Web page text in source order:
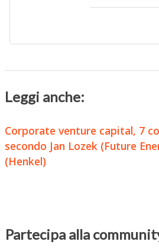
Leggi anche:
Corporate venture capital, 7
secondo Jan Lozek (Future
(Henkel)
Partecipa alla